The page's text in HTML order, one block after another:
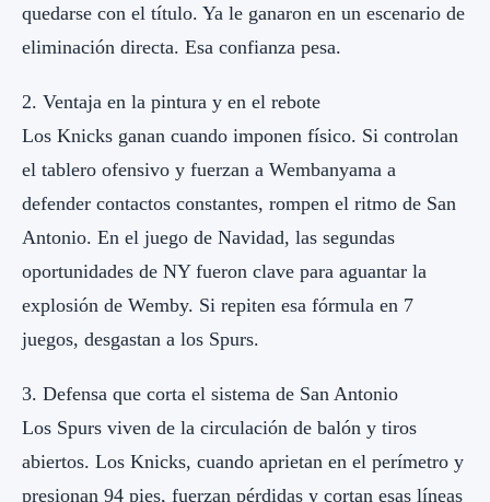
quedarse con el título. Ya le ganaron en un escenario de
eliminación directa. Esa confianza pesa.
2. Ventaja en la pintura y en el rebote
Los Knicks ganan cuando imponen físico. Si controlan
el tablero ofensivo y fuerzan a Wembanyama a
defender contactos constantes, rompen el ritmo de San
Antonio. En el juego de Navidad, las segundas
oportunidades de NY fueron clave para aguantar la
explosión de Wemby. Si repiten esa fórmula en 7
juegos, desgastan a los Spurs.
3. Defensa que corta el sistema de San Antonio
Los Spurs viven de la circulación de balón y tiros
abiertos. Los Knicks, cuando aprietan en el perímetro y
presionan 94 pies, fuerzan pérdidas y cortan esas líneas